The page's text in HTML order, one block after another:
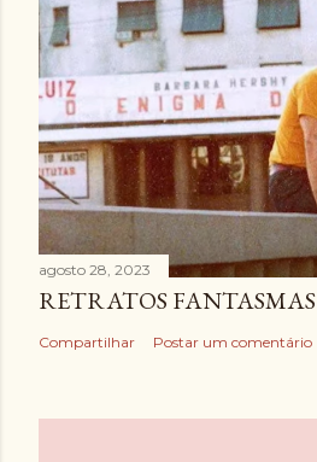
agosto 28, 2023
RETRATOS FANTASMAS
Compartilhar Postar um comentário